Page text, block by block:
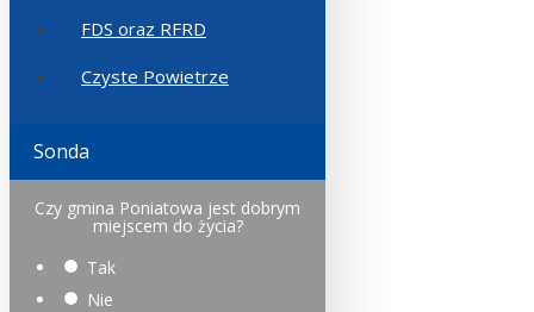
FDS oraz RFRD
Czyste Powietrze
Sonda
Czy gmina Poniatowa jest dobrym
miejscem do życia?
Tak
Nie